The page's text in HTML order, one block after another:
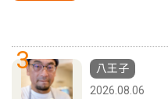
3
八王子
2026.08.06